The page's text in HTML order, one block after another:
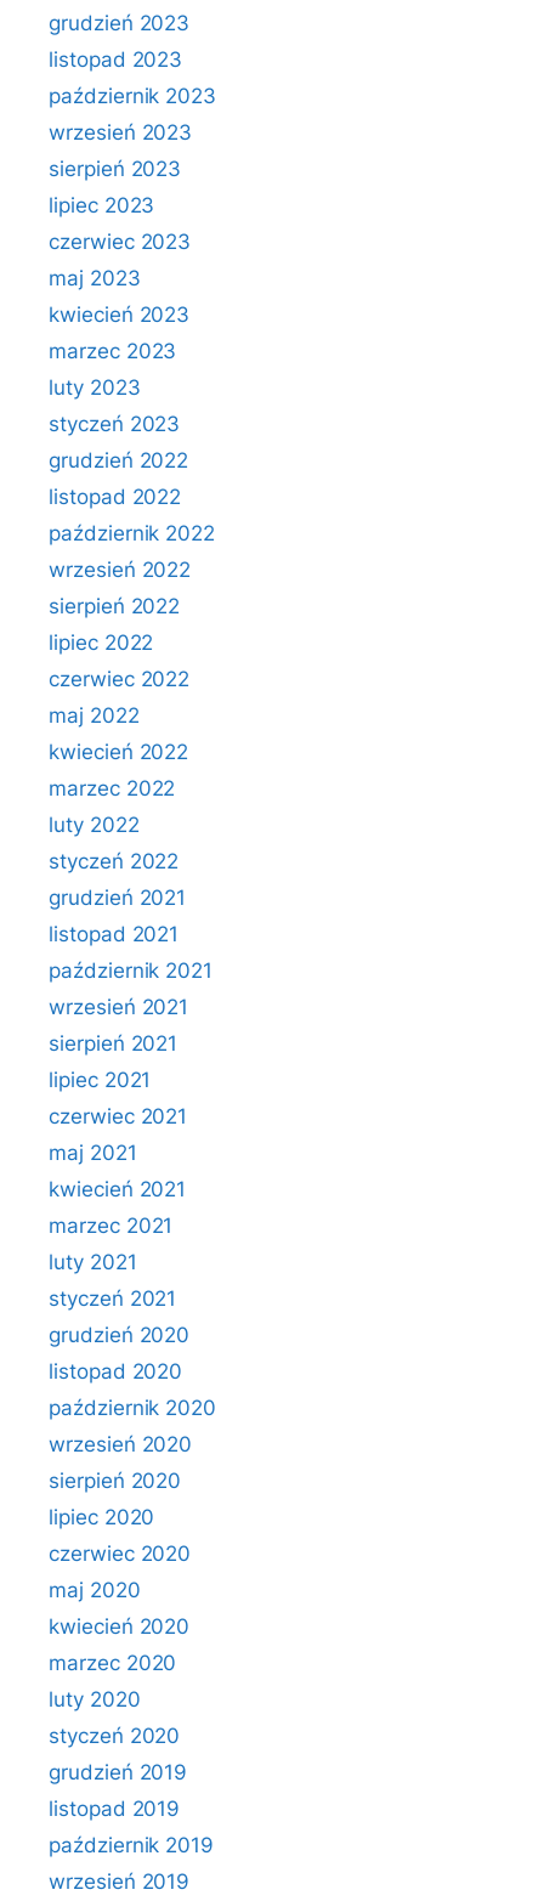
grudzień 2023
listopad 2023
październik 2023
wrzesień 2023
sierpień 2023
lipiec 2023
czerwiec 2023
maj 2023
kwiecień 2023
marzec 2023
luty 2023
styczeń 2023
grudzień 2022
listopad 2022
październik 2022
wrzesień 2022
sierpień 2022
lipiec 2022
czerwiec 2022
maj 2022
kwiecień 2022
marzec 2022
luty 2022
styczeń 2022
grudzień 2021
listopad 2021
październik 2021
wrzesień 2021
sierpień 2021
lipiec 2021
czerwiec 2021
maj 2021
kwiecień 2021
marzec 2021
luty 2021
styczeń 2021
grudzień 2020
listopad 2020
październik 2020
wrzesień 2020
sierpień 2020
lipiec 2020
czerwiec 2020
maj 2020
kwiecień 2020
marzec 2020
luty 2020
styczeń 2020
grudzień 2019
listopad 2019
październik 2019
wrzesień 2019